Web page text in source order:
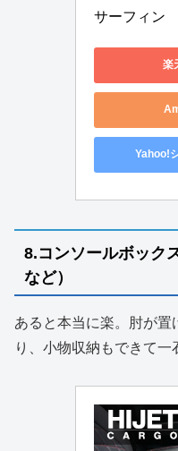
サーフィン
楽
Yahoo!
8.コンソールボック
など）
あると本当に楽。肘が置
り、小物収納もできて一